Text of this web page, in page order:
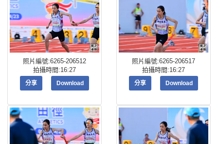
照片編號:6265-206512
拍攝時間:16:27
分享 Download
照片編號:6265-206517
拍攝時間:16:27
分享 Download